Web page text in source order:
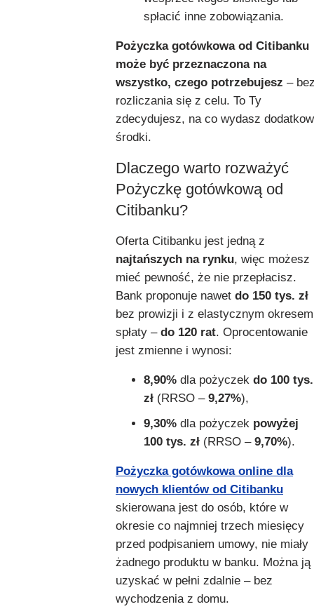
spłacić inne zobowiązania.
Pożyczka gotówkowa od Citibanku
może być przeznaczona na
wszystko, czego potrzebujesz –
rozliczania się z celu. To Ty
zdecydujesz, na co wydasz
środki.
Dlaczego warto rozważyć
Pożyczkę gotówkową od
Citibanku?
Oferta Citibanku jest jedną z
najtańszych na rynku, więc możesz
mieć pewność, że nie przepłacisz.
Bank proponuje nawet do 150 tys. zł
bez prowizji i z elastycznym okresem
spłaty – do 120 rat. Oprocentowanie
jest zmienne i wynosi:
8,90% dla pożyczek do 100 tys.
zł (RRSO – 9,27%),
9,30% dla pożyczek powyżej
100 tys. zł (RRSO – 9,70%).
Pożyczka gotówkowa online dla
nowych klientów od Citibanku
skierowana jest do osób, które w
okresie co najmniej trzech miesięcy
przed podpisaniem umowy, nie miały
żadnego produktu w banku. Można ją
uzyskać w pełni zdalnie – bez
wychodzenia z domu.